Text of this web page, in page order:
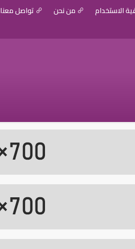
الاستخدام من نحن تواصل معنا